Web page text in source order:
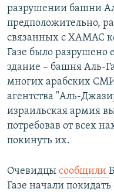
разрушении башни
предположительно,
связанных с ХАМАС
Газе было разрушено
здание – башня Аль-
многих арабских
агентства "Аль-
израильская армия
потребовав от всех
покинуть их.
Очевидцы сообщили
Газе начали